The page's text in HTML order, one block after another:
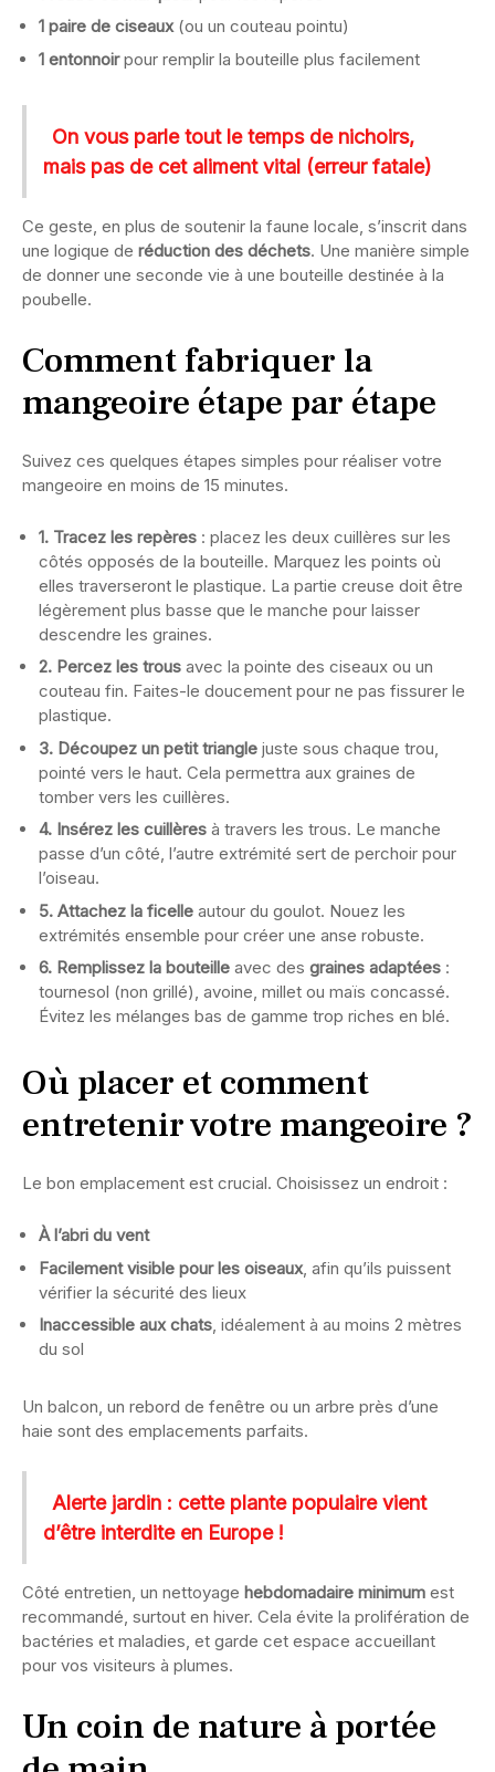
1 paire de ciseaux(ou un couteau pointu)
1 entonnoirpour remplir la bouteille plus facilement
On vous parle tout le temps de nichoirs,
mais pas de cet aliment vital (erreur fatale)
Ce geste, en plus de soutenir la faune locale, s’inscrit dans
une logique de réduction des déchets. Une manière simple
de donner une seconde vie à une bouteille destinée à la
poubelle.
Comment fabriquer la
mangeoire étape par étape
Suivez ces quelques étapes simples pour réaliser votre
mangeoire en moins de 15 minutes.
1. Tracez les repères : placez les deux cuillères sur les
côtés opposés de la bouteille. Marquez les points où
elles traverseront le plastique. La partie creuse doit être
légèrement plus basse que le manche pour laisser
descendre les graines.
2. Percez les trous avec la pointe des ciseaux ou un
couteau fin. Faites-le doucement pour ne pas fissurer le
plastique.
3. Découpez un petit triangle juste sous chaque trou,
pointé vers le haut. Cela permettra aux graines de
tomber vers les cuillères.
4. Insérez les cuillères à travers les trous. Le manche
passe d’un côté, l’autre extrémité sert de perchoir pour
l’oiseau.
5. Attachez la ficelle autour du goulot. Nouez les
extrémités ensemble pour créer une anse robuste.
6. Remplissez la bouteille avec des graines adaptées :
tournesol (non grillé), avoine, millet ou maïs concassé.
Évitez les mélanges bas de gamme trop riches en blé.
Où placer et comment
entretenir votre mangeoire ?
Le bon emplacement est crucial. Choisissez un endroit :
À l’abri du vent
Facilement visible pour les oiseaux, afin qu’ils puissent
vérifier la sécurité des lieux
Inaccessible aux chats, idéalement à au moins 2 mètres
du sol
Un balcon, un rebord de fenêtre ou un arbre près d’une
haie sont des emplacements parfaits.
Alerte jardin : cette plante populaire vient
d’être interdite en Europe !
Côté entretien, un nettoyage hebdomadaire minimum est
recommandé, surtout en hiver. Cela évite la prolifération de
bactéries et maladies, et garde cet espace accueillant
pour vos visiteurs à plumes.
Un coin de nature à portée